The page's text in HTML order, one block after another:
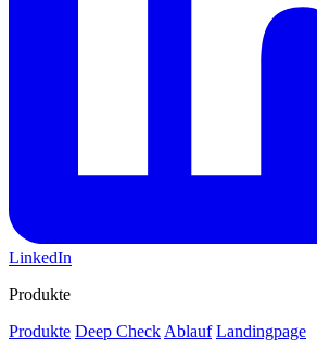
LinkedIn
Produkte
Produkte Deep Check Ablauf Landingpage